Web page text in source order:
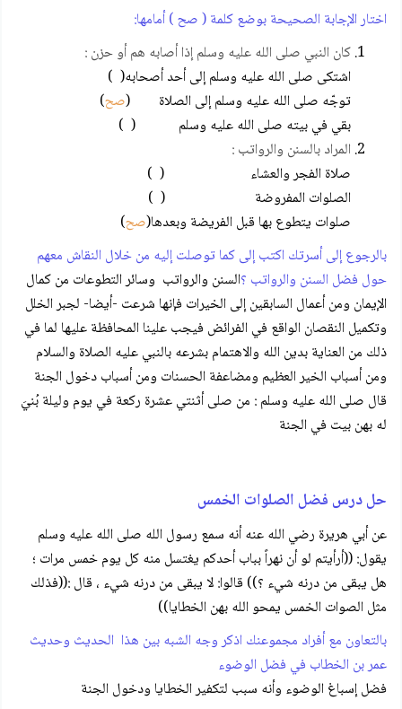
اختار الإجابة الصحيحة بوضع كلمة ( صح ) أمامها:
كان النبي صلى الله عليه وسلم إذا أصابه هم أو حزن :
اشتكى صلى الله عليه وسلم إلى أحد أصحابه( )
توجّه صلى الله عليه وسلم إلى الصلاة (صح)
بقي في بيته صلى الله عليه وسلم ( )
المراد بالسنن والرواتب :
صلاة الفجر والعشاء ( )
الصلوات المفروضة ( )
صلوات يتطوع بها قبل الفريضة وبعدها(صح)
بالرجوع إلى أسرتك اكتب إلى كما توصلت إليه من خلال النقاش معهم
حول فضل السنن والرواتب ؟السنن والرواتب وسائر التطوعات من كمال
الإيمان ومن أعمال السابقين إلى الخيرات فإنها شرعت -أيضا- لجبر الخلل
وتكميل النقصان الواقع في الفرائض فيجب علينا المحافظة عليها لما في
ذلك من العناية بدين الله والاهتمام بشرعه بالنبي عليه الصلاة والسلام
ومن أسباب الخير العظيم ومضاعفة الحسنات ومن أسباب دخول الجنة
قال صلى الله عليه وسلم : من صلى أثنتي عشرة ركعة في يوم وليلة بُنيَ
له بهن بيت في الجنة
حل درس فضل الصلوات الخمس
عن أبي هريرة رضي الله عنه أنه سمع رسول الله صلى الله عليه وسلم
يقول: ((أرأيتم لو أن نهراً بباب أحدكم يغتسل منه كل يوم خمس مرات ؛
هل يبقى من درنه شيء ؟)) قالوا: لا يبقى من درنه شيء ، قال :((فذلك
مثل الصوات الخمس يمحو الله بهن الخطايا))
بالتعاون مع أفراد مجموعنك اذكر وجه الشبه بين هذا الحديث وحديث
عمر بن الخطاب في فضل الوضوء
فضل إسباغ الوضوء وأنه سبب لتكفير الخطايا ودخول الجنة